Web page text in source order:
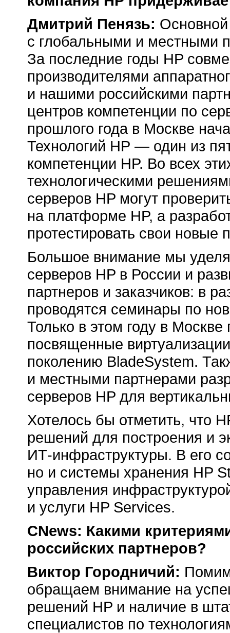
Дмитрий Пенязь:
с глобальными и местными
За последние годы HP
производителями
и нашими российскими
центров компетенции по
прошлого года в Москве
Технологий HP — один из
компетенции HP. Во всех
технологическими
серверов HP могут
на платформе HP, а
протестировать свои новые
Большое внимание мы
серверов HP в России и
партнеров и заказчиков: в
проводятся семинары по
Только в этом году в
посвященные
поколению BladeSystem.
и местными партнерами
серверов HP для
Хотелось бы отметить, что
решений для построения и
ИТ-инфраструктуры. В его
но и системы хранения HP
управления
и услуги HP Services.
CNews: Какими
российских партнеров?
Виктор Городничий:
обращаем внимание на
решений HP и наличие в
специалистов по